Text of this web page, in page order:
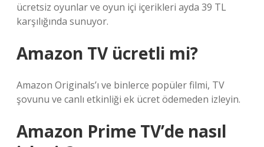
ücretsiz oyunlar ve oyun içi içerikleri ayda 39 TL
karşılığında sunuyor.
Amazon TV ücretli mi?
Amazon Originals’ı ve binlerce popüler filmi, TV
şovunu ve canlı etkinliği ek ücret ödemeden izleyin.
Amazon Prime TV’de nasıl